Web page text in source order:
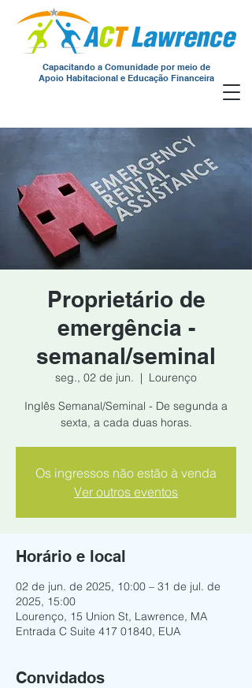
Capacitando a Comunidade por meio de
Apoio Habitacional e Educação Financeira
Proprietário de
emergência -
semanal/seminal
seg., 02 de jun.
  |
Lourenço
Inglês Semanal/Seminal - De segunda a
sexta, a cada duas horas.
Os ingressos não estão à venda
Ver outros eventos
Horário e local
02 de jun. de 2025, 10:00 – 31 de jul. de
2025, 15:00
Lourenço, 15 Union St, Lawrence, MA
Entrada C Suite 417 01840, EUA
Convidados